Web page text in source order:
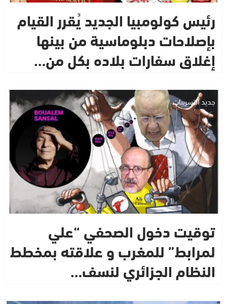
رئيس كولومبيا الجديد يُقرر القيام
بإصلاحات دبلوماسية من بينها
إغلاق سفارات بلاده بكل من…
جديد التسريبات
توقيت دخول الصحفي “علي
لمرابط” للمغرب و علاقته بمخطط
النظام الجزائري لنسف…